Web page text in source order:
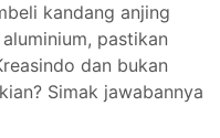
kandang anjing
pastikan
dan bukan
Simak jawabannya